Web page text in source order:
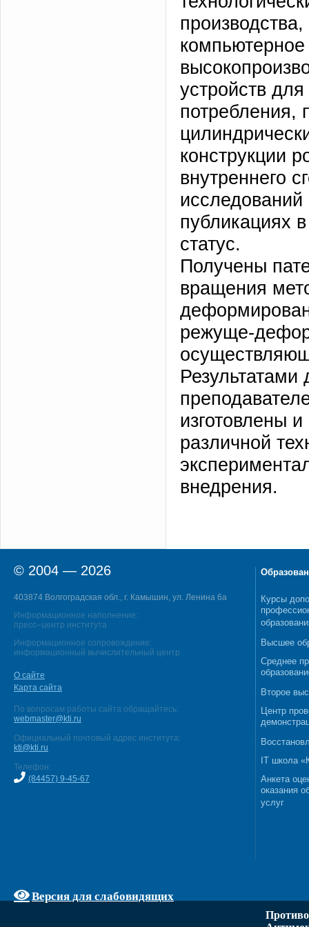
устройств
потребления,
конструкции
внутреннего
публикациях
статус.
Получены
вращения
режуще-
Результатами
изготовлены
различной
внедрения.
© 2004 — 2026
403874 Волгоградская обл., г. Камышин, ул. Ленина 6а
Информационное наполнение:
пресс–центр института
Информационное сопровождение:
информационный вычислительный центр
О сайте
Карта сайта
По вопросам работы сайта обращайтесь:
webmaster@kti.ru
Официальный почтовый адрес института:
kti@kti.ru
Телефон:
(84457) 9-45-67
Версия для слабовидящих
Курсы
Высшее
Среднее
Второе
Центр
IT школа
Анкета
оказания
услуг